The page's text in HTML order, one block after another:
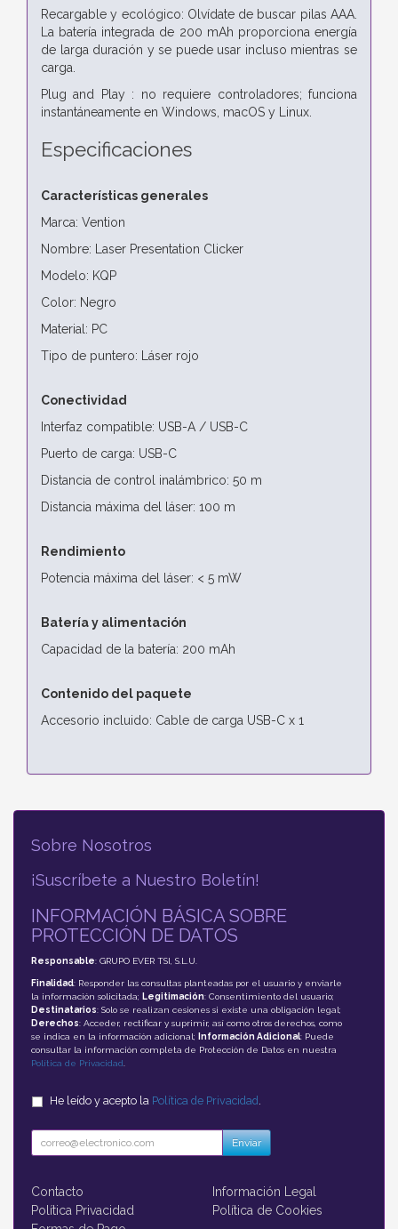
Recargable y ecológico: Olvídate de buscar pilas AAA.
La batería integrada de 200 mAh proporciona energía
de larga duración y se puede usar incluso mientras se
carga.
Plug and Play : no requiere controladores; funciona
instantáneamente en Windows, macOS y Linux.
Especificaciones
Características generales
Marca: Vention
Nombre: Laser Presentation Clicker
Modelo: KQP
Color: Negro
Material: PC
Tipo de puntero: Láser rojo
Conectividad
Interfaz compatible: USB-A / USB-C
Puerto de carga: USB-C
Distancia de control inalámbrico: 50 m
Distancia máxima del láser: 100 m
Rendimiento
Potencia máxima del láser: < 5 mW
Batería y alimentación
Capacidad de la batería: 200 mAh
Contenido del paquete
Accesorio incluido: Cable de carga USB-C x 1
Sobre Nosotros
¡Suscríbete a Nuestro Boletín!
INFORMACIÓN BÁSICA SOBRE
PROTECCIÓN DE DATOS
Responsable: GRUPO EVER TSI, S.L.U.
Finalidad: Responder las consultas planteadas por el usuario y enviarle
la información solicitada; Legitimación: Consentimiento del usuario;
Destinatarios: Solo se realizan cesiones si existe una obligación legal;
Derechos: Acceder, rectificar y suprimir, así como otros derechos, como
se indica en la información adicional;
Información Adicional: Puede
consultar la información completa de Protección de Datos en nuestra
Política de Privacidad
He leído y acepto la Política de Privacidad
Enviar
Contacto
Información Legal
Política Privacidad
Política de Cookies